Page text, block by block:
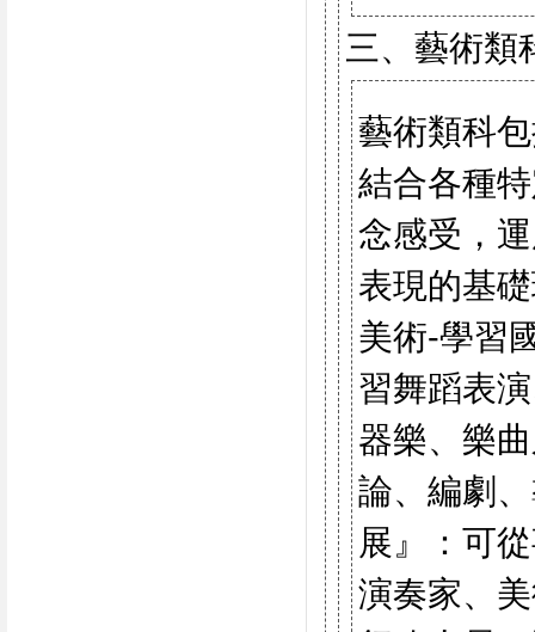
三、藝術類
藝術類科
結合各種
念感受，
表現的基
美術-學習
習舞蹈表
器樂、樂
論、編劇
展』：可
演奏家、